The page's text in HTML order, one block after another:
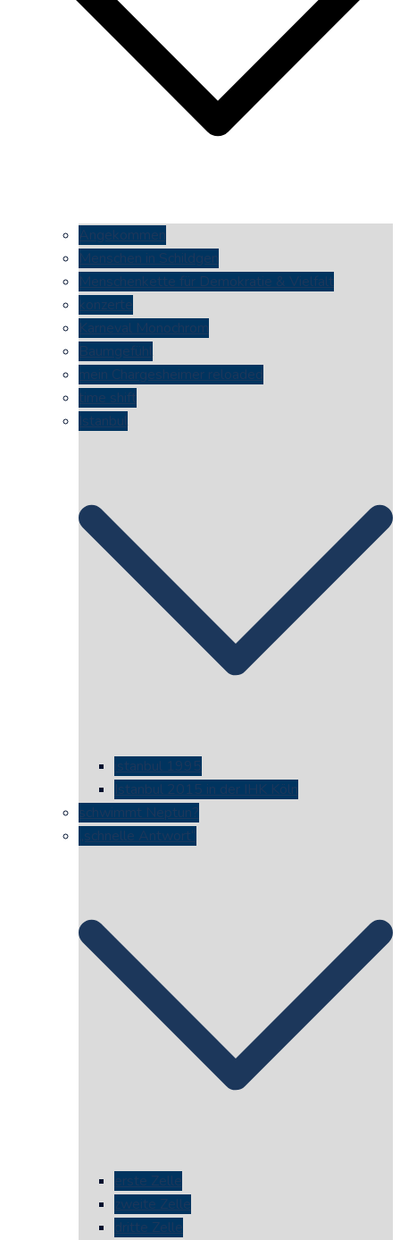
Angekommen
Menschen in Schildgen
Menschenkette für Demokratie & Vielfalt
konzerte
Karneval Monochrom
Baumgefühl
mein Chargesheimer reloaded
time shift
Istanbul
istanbul 1995
Istanbul 2015 in der IHK Köln
schwimmt Neptun?
„schnelle Antwort“
erste Zelle
zweite Zelle
dritte Zelle